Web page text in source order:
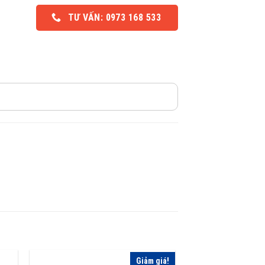
TƯ VẤN: 0973 168 533
Giảm giá!